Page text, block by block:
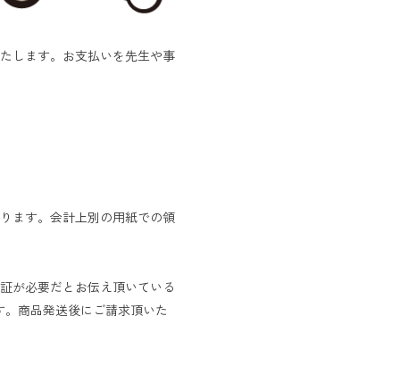
します。お支払いを先生や事
ます。会計上別の用紙での領
が必要だとお伝え頂いている
商品発送後にご請求頂いた